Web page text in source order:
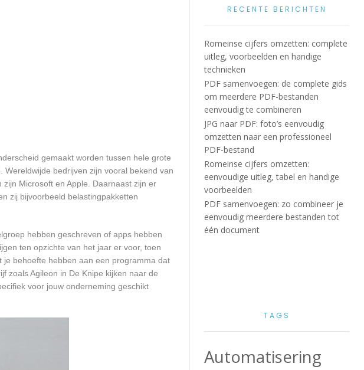
gemaakt worden tussen hele grote
bedrijven zijn vooral bekend van
Microsoft en Apple. Daarnaast zijn er
zij bijvoorbeeld belastingpakketten
hebben geschreven of apps hebben
ten opzichte van het jaar er voor, toen
behoefte hebben aan een programma dat
zoals Agileon in De Knipe kijken naar de
voor jouw onderneming geschikt
RECENTE BERICHTEN
Romeinse cijfers omzetten: complete
uitleg, voorbeelden en handige
technieken
PDF samenvoegen: de complete gids
om meerdere PDF-bestanden
eenvoudig te combineren
JPG naar PDF: foto’s eenvoudig
omzetten naar een professioneel
PDF-bestand
Romeinse cijfers omzetten:
eenvoudige uitleg, tabel en handige
voorbeelden
PDF samenvoegen: zo combineer je
eenvoudig meerdere bestanden tot
één document
TAGS
Automatisering